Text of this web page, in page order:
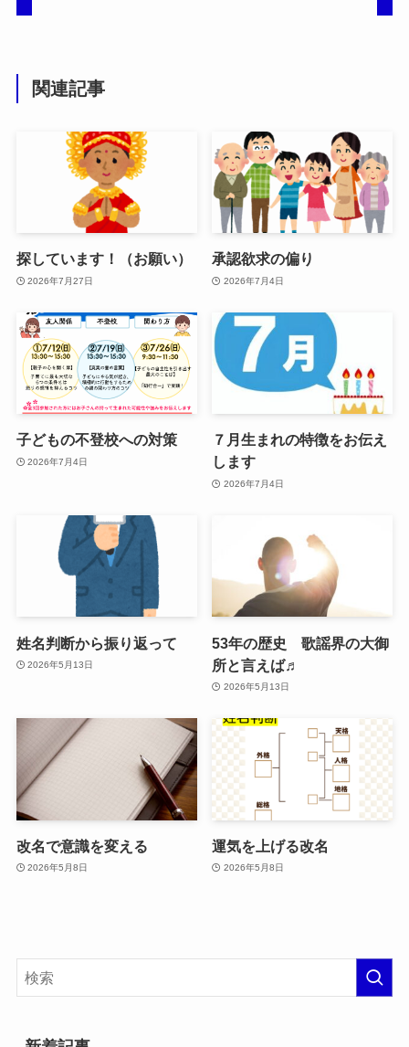
関連記事
探しています！（お願い）
2026年7月27日
承認欲求の偏り
2026年7月4日
子どもの不登校への対策
2026年7月4日
７月生まれの特徴をお伝え
します
2026年7月4日
姓名判断から振り返って
2026年5月13日
53年の歴史 歌謡界の大御
所と言えば♬
2026年5月13日
改名で意識を変える
2026年5月8日
運気を上げる改名
2026年5月8日